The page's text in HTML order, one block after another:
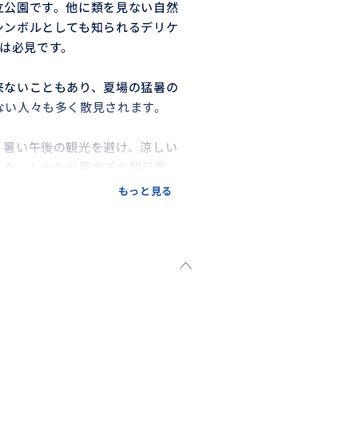
園です。他に類を見ない自然
ボルとしても知られるデリケ
必見です。
いこともあり、夏場の猛暑の
人々も多く散見されます。
い午後の観光を避け、涼しい
る贅沢なツアーへと仕上がっ
もっと見る